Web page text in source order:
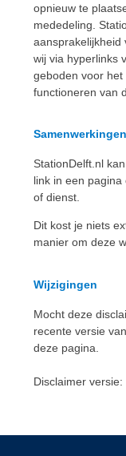
opnieuw te
mededeling.
aansprakelijkheid
wij via hyperlinks
geboden voor
functioneren van
Samenwerkingen
StationDelft.nl
link in een
of dienst.
Dit kost je niets
manier om deze
Wijzigingen
Mocht deze
recente versie
deze pagina.
Disclaimer